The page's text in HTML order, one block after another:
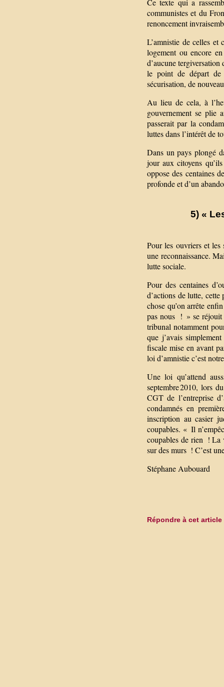
Ce texte qui a
communistes et du
renoncement
L’amnistie de celles
logement ou encore
d’aucune
le point de départ de
sécurisation, de
Au lieu de cela, à
gouvernement se plie
passerait par la
luttes dans l’intérêt de
Dans un pays plongé
jour aux citoyens
oppose des centaines
profonde et d’un
5) «
Pour les ouvriers et les
une reconnaissance.
lutte sociale.
Pour des centaines
d’actions de lutte,
chose qu’on arrête
pas nous ! » se réjouit
tribunal notamment
que j’avais
fiscale mise en avant
loi d’amnistie c’est
Une loi qu’attend
septembre 2010, lors
CGT de l’entreprise
condamnés en
inscription au casier
coupables. « Il
coupables de rien ! La
sur des murs ! C’est
Stéphane Aubouard
Répondre à cet article